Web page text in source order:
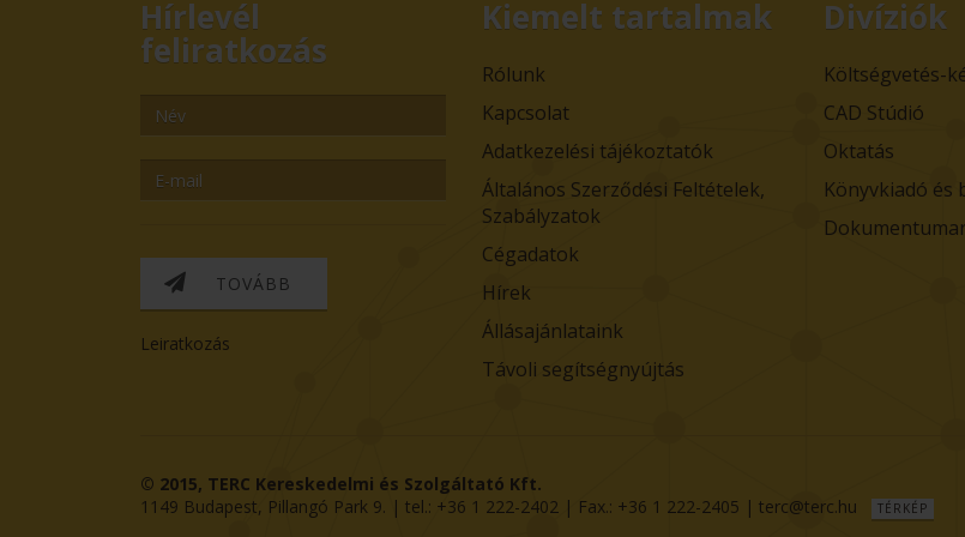
Hírlevél
feliratkozás
TOVÁBB
Leiratkozás
Kiemelt tartalmak
Rólunk
Kapcsolat
Adatkezelési tájékoztatók
Általános Szerződési Feltételek,
Szabályzatok
Cégadatok
Hírek
Állásajánlataink
Távoli segítségnyújtás
Divíziók
Költségvetés-
CAD Stúdió
Oktatás
Könyvkiadó és
© 2015, TERC Kereskedelmi és Szolgáltató Kft.
1149 Budapest, Pillangó Park 9. | tel.: +36 1 222-2402 | Fax.: +36 1 222-2405 | terc@terc.hu TÉRKÉP